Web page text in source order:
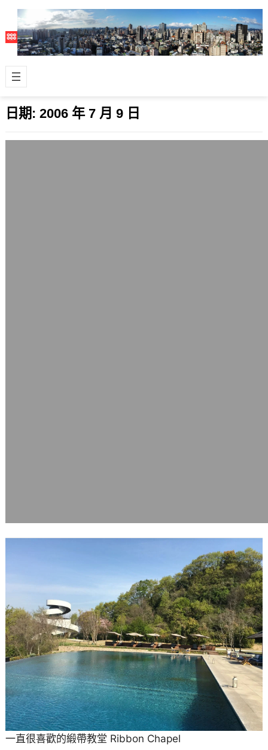
日期: 2006 年 7 月 9 日
一直很喜歡的緞帶教堂 Ribbon Chapel